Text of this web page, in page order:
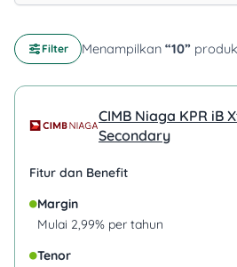
Filter Menampilkan “10” produk
CIMB Niaga KPR iB
Secondary
Fitur dan Benefit
Margin
Mulai 2,99% per tahun
Tenor